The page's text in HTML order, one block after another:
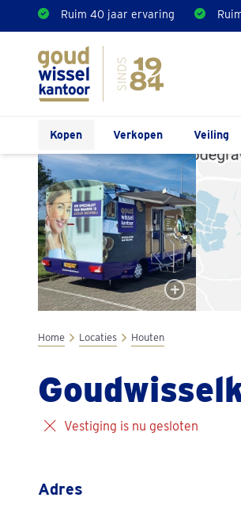
Ruim 40 jaar ervaring
Kopen Verkopen Veiling
Home Locaties Houten
Vestiging is nu gesloten
Adres